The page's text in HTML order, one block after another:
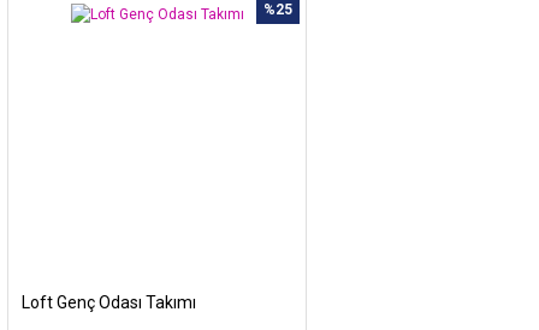
%25
Loft Genç Odası Takımı